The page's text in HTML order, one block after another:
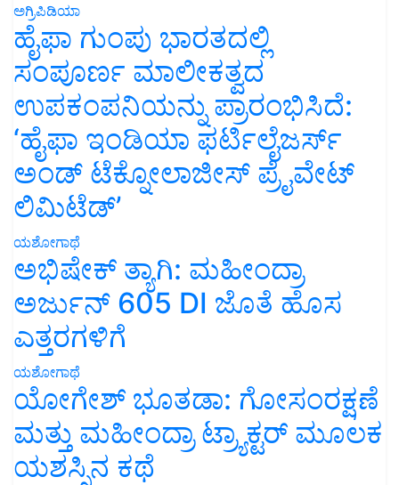
ಅಗ್ರಿಪಿಡಿಯಾ
ಹೈಫಾ ಗುಂಪು ಭಾರತದಲ್ಲಿ
ಸಂಪೂರ್ಣ ಮಾಲೀಕತ್ವದ
ಉಪಕಂಪನಿಯನ್ನು ಪ್ರಾರಂಭಿಸಿದೆ:
‘ಹೈಫಾ ಇಂಡಿಯಾ ಫರ್ಟಿಲೈಜರ್ಸ್
ಅಂಡ್ ಟೆಕ್ನೋಲಾಜೀಸ್ ಪ್ರೈವೇಟ್
ಲಿಮಿಟೆಡ್’
ಯಶೋಗಾಥೆ
ಅಭಿಷೇಕ್ ತ್ಯಾಗಿ: ಮಹೀಂದ್ರಾ
ಅರ್ಜುನ್ 605 DI ಜೊತೆ ಹೊಸ
ಎತ್ತರಗಳಿಗೆ
ಯಶೋಗಾಥೆ
ಯೋಗೇಶ್ ಭೂತಡಾ: ಗೋಸಂರಕ್ಷಣೆ
ಮತ್ತು ಮಹೀಂದ್ರಾ ಟ್ರ್ಯಾಕ್ಟರ್ ಮೂಲಕ
ಯಶಸ್ಸಿನ ಕಥೆ